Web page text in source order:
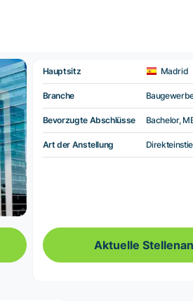
Hauptsitz Madrid
Branche
Bevorzugte Abschlüsse Bachelor,
Art der Anstellung
Aktuelle